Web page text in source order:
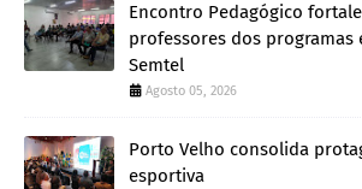
Encontro Pedagógico
professores dos programas
Semtel
Agosto 05, 2026
Porto Velho consolida
esportiva